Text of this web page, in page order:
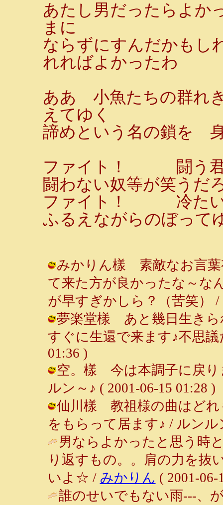
あたし男だったらよ
まに
ならずにすんだかも
れればよかったわ
ああ 小魚たちの群れ
えてゆく
諦めという名の鎖を
ファイト！ 闘う君
闘わない奴等が笑うだ
ファイト！ 冷たい
ふるえながらのぼって
みかりん樣 素敵なお言葉
て来た方が良かったな～な
が早すぎかしら？（苦笑） /
夢楽堂樣 あと幾日生きら
すぐに生還で来ます♪不思議
01:36 )
空。樣 今は本調子に戻り
ルン～♪ ( 2001-06-15 01:28 )
仙川樣 教祖様の曲はどれ
をもらって居ます♪ / ルンル
男ならよかったと思う時
り返すもの。。肩の力を抜
いよ☆ / みかりん ( 2001-06-
誰のせいでもない雨---、